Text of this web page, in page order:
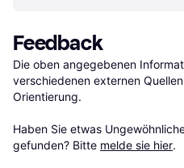
Feedback
Die oben angegebenen
verschiedenen externen
Orientierung.
Haben Sie etwas
gefunden? Bitte melde sie hier.